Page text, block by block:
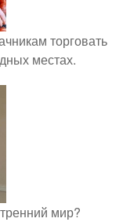
торговать
местах.
мир?